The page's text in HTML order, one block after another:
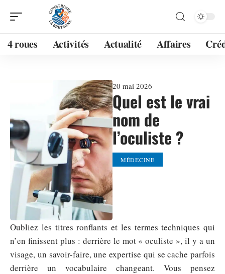
4 roues Activités Actualité Affaires
20 mai 2026
Quel est le vrai
nom de
l’oculiste ?
MÉDECINE
Oubliez les titres ronflants et les termes techniques qui
n’en finissent plus : derrière le mot « oculiste », il y a un
visage, un savoir-faire, une expertise qui se cache parfois
derrière un vocabulaire changeant. Vous pensez